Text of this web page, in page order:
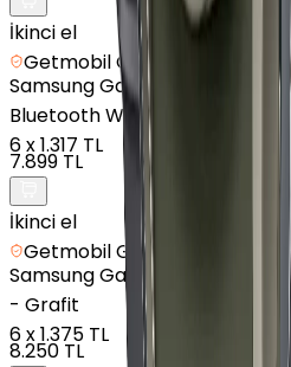
İkinci el
Getmobil Güvencesi
SamsungGalaxy Watch 7 -
Bluetooth Wi-Fi - Krem
6x1.317 TL
7.899 TL
İkinci el
Getmobil Güvencesi
SamsungGalaxy Fit3 -
- Grafit
6x1.375 TL
8.250 TL